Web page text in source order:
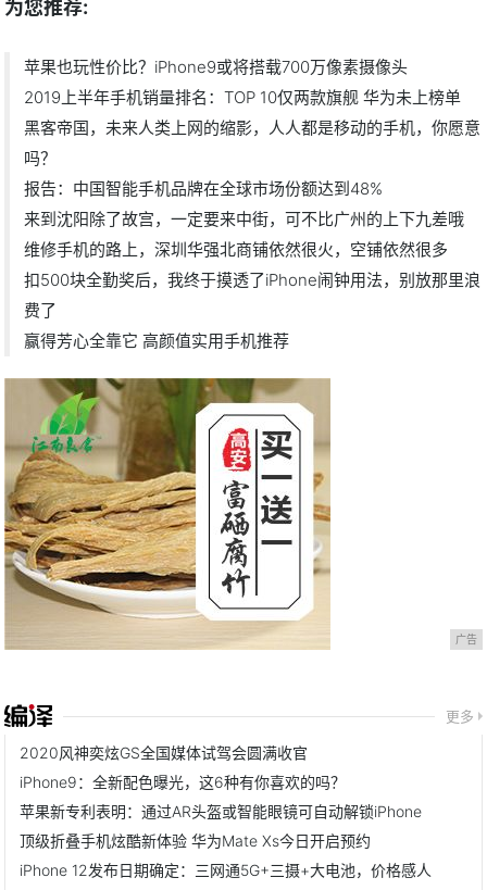
为您推荐:
苹果也玩性价比？iPhone9或将搭载700万像素摄像头
2019上半年手机销量排名：TOP 10仅两款旗舰 华为未上榜单
黑客帝国，未来人类上网的缩影，人人都是移动的手机，你愿意
吗？
报告：中国智能手机品牌在全球市场份额达到48%
来到沈阳除了故宫，一定要来中街，可不比广州的上下九差哦
维修手机的路上，深圳华强北商铺依然很火，空铺依然很多
扣500块全勤奖后，我终于摸透了iPhone闹钟用法，别放那里浪
费了
赢得芳心全靠它 高颜值实用手机推荐
广告
更多
2020风神奕炫GS全国媒体试驾会圆满收官
iPhone9：全新配色曝光，这6种有你喜欢的吗？
苹果新专利表明：通过AR头盔或智能眼镜可自动解锁iPhone
顶级折叠手机炫酷新体验 华为Mate Xs今日开启预约
iPhone 12发布日期确定：三网通5G+三摄+大电池，价格感人